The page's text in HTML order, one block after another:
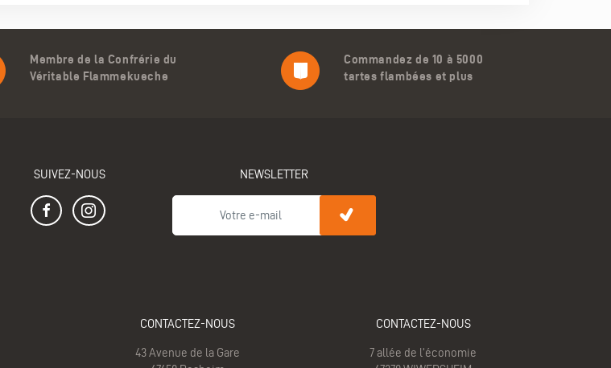
Membre de la Confrérie du
Véritable Flammekueche
Commandez de 10 à 5000
tartes flambées et plus
SUIVEZ-NOUS NEWSLETTER
CONTACTEZ-NOUS
43 Avenue de la Gare
CONTACTEZ-NOUS
7 allée de l'économie